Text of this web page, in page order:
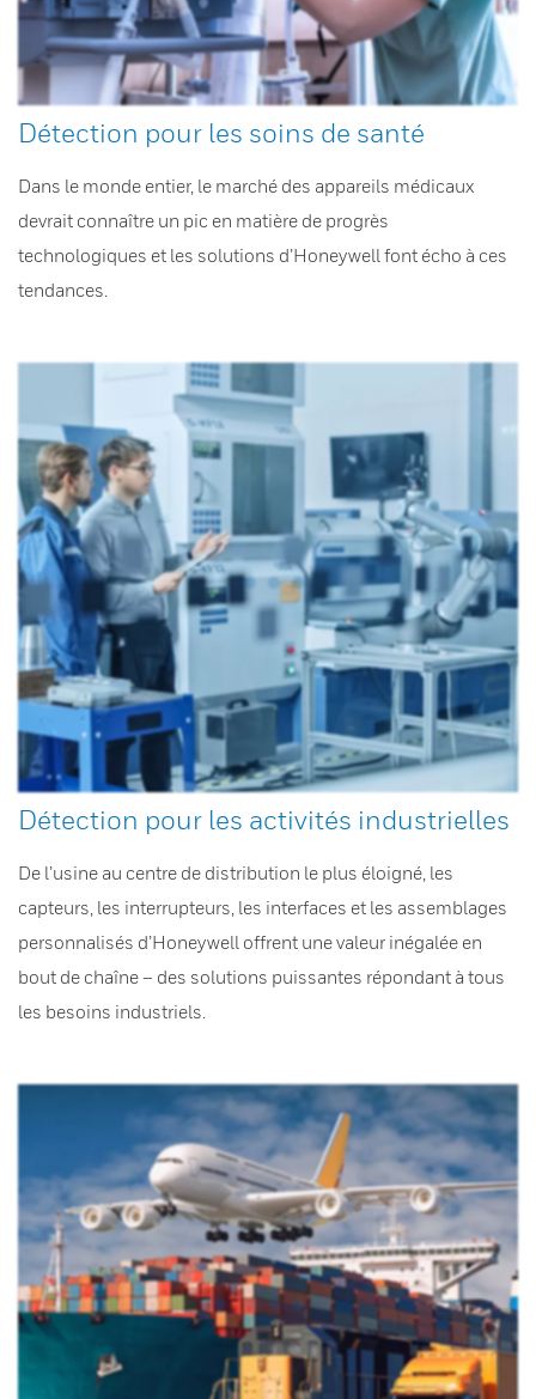
Détection pour les soins de santé
Dans le monde entier, le marché des appareils médicaux
devrait connaître un pic en matière de progrès
technologiques et les solutions d’Honeywell font écho à ces
tendances.
Détection pour les activités industrielles
De l’usine au centre de distribution le plus éloigné, les
capteurs, les interrupteurs, les interfaces et les assemblages
personnalisés d’Honeywell offrent une valeur inégalée en
bout de chaîne – des solutions puissantes répondant à tous
les besoins industriels.